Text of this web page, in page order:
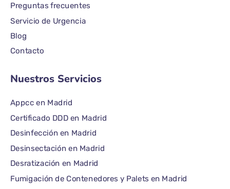
Preguntas frecuentes
Servicio de Urgencia
Blog
Contacto
Nuestros Servicios
Appcc en Madrid
Certificado DDD en Madrid
Desinfección en Madrid
Desinsectación en Madrid
Desratización en Madrid
Fumigación de Contenedores y Palets en Madrid